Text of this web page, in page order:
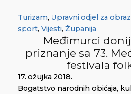
Turizam, Upravni odjel za
sport, Vijesti, Županija
Međimurci
priznanje sa 73.
festivala
17. ožujka 2018.
Bogatstvo narodnih običaja,